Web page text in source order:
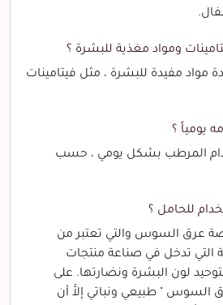
ومواد مغذية للبشرة ؟
مواد مفيدة للبشرة ، مثل فيتامينات
يومياً ؟
المرطب بشكل يومي ، حسب
للحامل ؟
عرق السوس والتي تعتبر من
التي تدخل في صناعة منتجات
لون البشرة ونضارتها. على
السوس " طبيعي ونباتي إلاَّ أن